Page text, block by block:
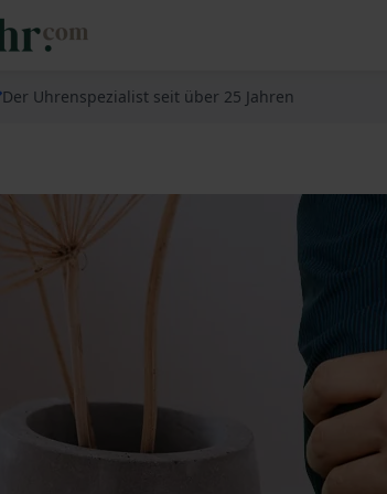
Der Uhrenspezialist seit über 25 Jahren